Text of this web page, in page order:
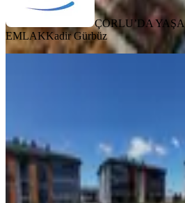
ÇORLU’DA
EMLAKKadir Gürbüz
3+1· 170 m²·1. Kat
13.500.000 ₺